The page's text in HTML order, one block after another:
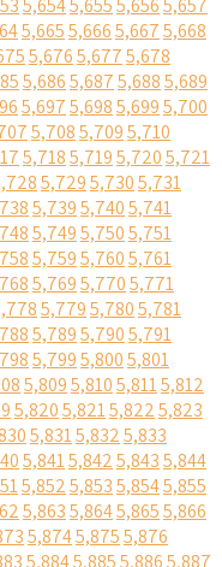
5,6545,6555,6565,657
5,6655,6665,6675,668
5,6765,6775,678
5,6865,6875,6885,689
5,6975,6985,6995,700
5,7085,7095,710
5,7185,7195,7205,721
5,7295,7305,731
5,7395,7405,741
5,7495,7505,751
5,7595,7605,761
5,7695,7705,771
5,7795,7805,781
5,7895,7905,791
5,7995,8005,801
5,8095,8105,8115,812
5,8205,8215,8225,823
5,8315,8325,833
5,8415,8425,8435,844
5,8525,8535,8545,855
5,8635,8645,8655,866
5,8745,8755,876